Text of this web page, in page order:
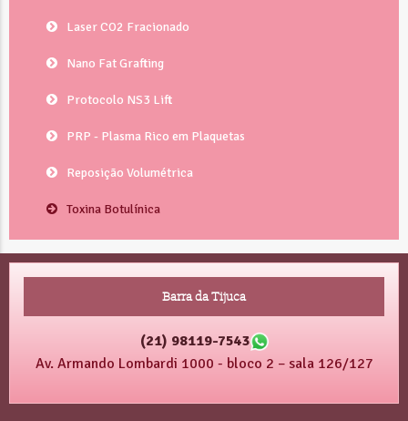
Laser CO2 Fracionado
Nano Fat Grafting
Protocolo NS3 Lift
PRP - Plasma Rico em Plaquetas
Reposição Volumétrica
Toxina Botulínica
Barra da Tijuca
(21) 98119-7543
Av. Armando Lombardi 1000 - bloco 2 – sala 126/127